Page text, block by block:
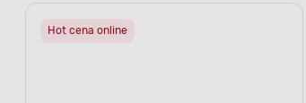
Hot cena online